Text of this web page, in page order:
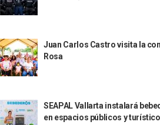
Juan Carlos Castro visita la
Rosa
SEAPAL Vallarta instalará
en espacios públicos y